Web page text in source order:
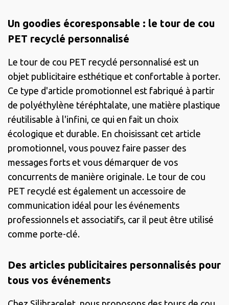
Un goodies écoresponsable : le tour de cou
PET recyclé personnalisé
Le tour de cou PET recyclé personnalisé est un
objet publicitaire esthétique et confortable à porter.
Ce type d'article promotionnel est fabriqué à partir
de polyéthylène téréphtalate, une matière plastique
réutilisable à l'infini, ce qui en fait un choix
écologique et durable. En choisissant cet article
promotionnel, vous pouvez faire passer des
messages forts et vous démarquer de vos
concurrents de manière originale. Le tour de cou
PET recyclé est également un accessoire de
communication idéal pour les événements
professionnels et associatifs, car il peut être utilisé
comme porte-clé.
Des articles publicitaires personnalisés pour
tous vos événements